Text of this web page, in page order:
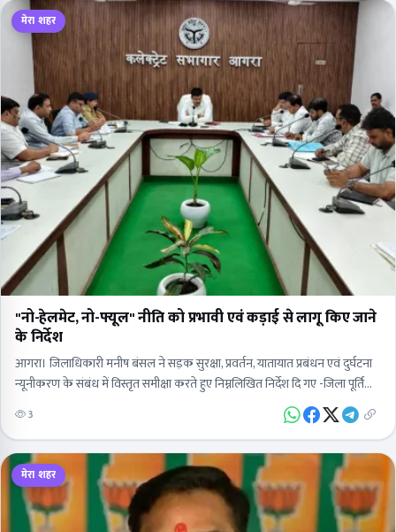
मेरा शहर
"नो-हेलमेट, नो-फ्यूल" नीति को प्रभावी एवं कड़ाई से लागू किए जाने
के निर्देश
आगरा। जिलाधिकारी मनीष बंसल ने सड़क सुरक्षा, प्रवर्तन, यातायात प्रबंधन एवं दुर्घटना
न्यूनीकरण के संबंध में विस्तृत समीक्षा करते हुए निम्नलिखित निर्देश दि गए -जिला पूर्ति
3
मेरा शहर